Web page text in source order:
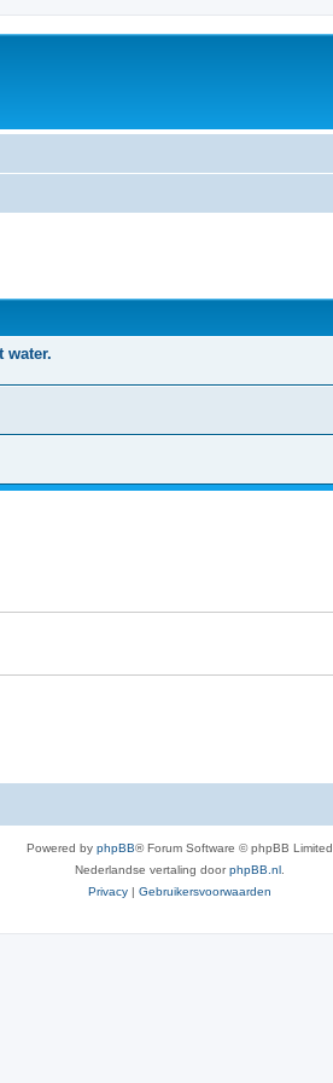
water.
Powered by phpBB® Forum Software © phpBB Limited
Nederlandse vertaling doorphpBB.nl
Privacy | Gebruikersvoorwaarden